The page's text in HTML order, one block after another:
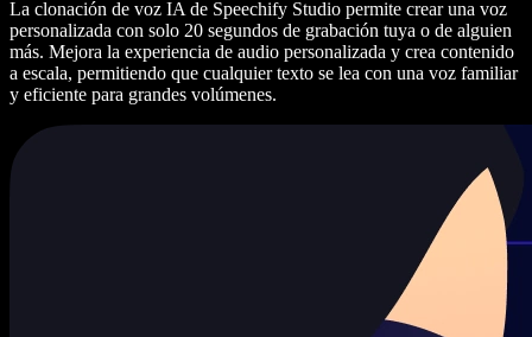
La clonación de voz IA de Speechify Studio permite crear una voz
personalizada con solo 20 segundos de grabación tuya o de alguien
más. Mejora la experiencia de audio personalizada y crea contenido
a escala, permitiendo que cualquier texto se lea con una voz familiar
y eficiente para grandes volúmenes.